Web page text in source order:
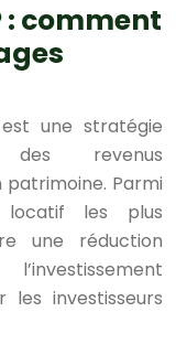
: comment
une stratégie
revenus
Parmi
locatif les plus
une réduction
les investisseurs